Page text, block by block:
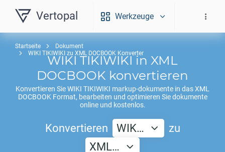
Vertopal Werkzeuge
Startseite
Dokument
WIKI TIKIWIKI zu XML DOCBOOK Konverter
WIKI TIKIWIKIin XML
DOCBOOK konvertieren
Konvertieren SieWIKI TIKIWIKI markup-dokumente in dasXML
DOCBOOK Format, bearbeiten und optimieren Sie dokumente
online und kostenlos.
Konvertieren WIK…
zu
XML…